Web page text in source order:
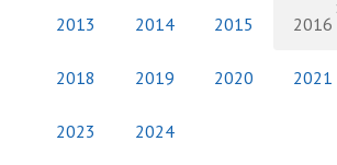
2013 2014 2015 2016
2018 2019 2020 2021
2023 2024